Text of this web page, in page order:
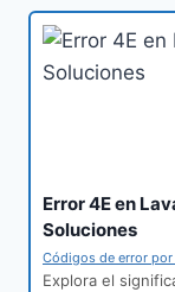
Error 4E en
Soluciones
Códigos de error por
Explora el